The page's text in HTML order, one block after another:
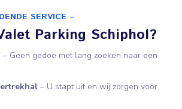
SERVICE –
Parking Schiphol?
– Geen gedoe met lang zoeken naar een
– U stapt uit en wij zorgen voor